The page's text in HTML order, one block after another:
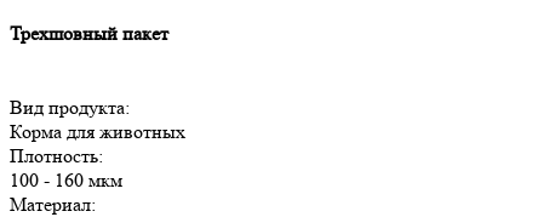
Трехшовный пакет
Вид продукта:
Корма для животных
Плотность:
100 - 160 мкм
Материал: